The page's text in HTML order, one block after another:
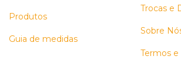
Produtos
Guia de medidas
Trocas e
Sobre
Termos